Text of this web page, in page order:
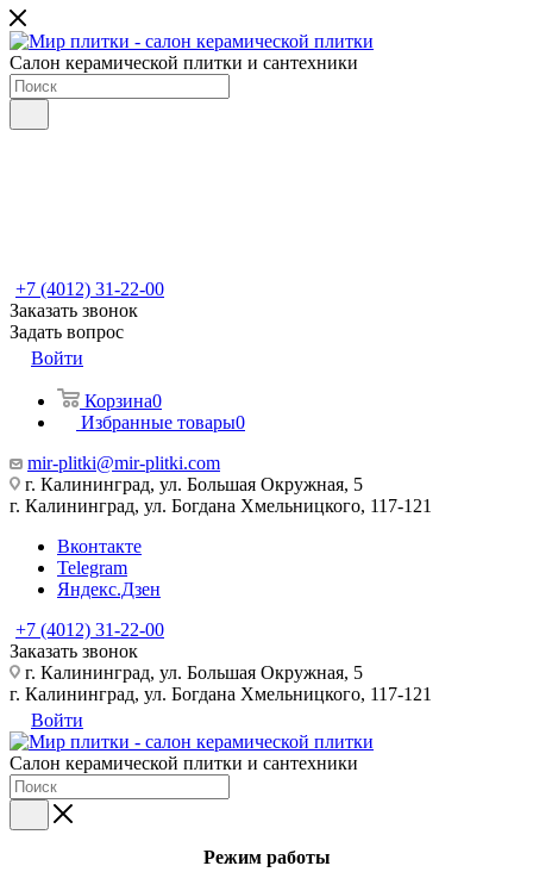
Салон керамической плитки и сантехники
+7 (4012) 31-22-00
Заказать звонок
Задать вопрос
Войти
Корзина0
Избранные товары0
mir-plitki@mir-plitki.com
г. Калининград, ул. Большая Окружная, 5
г. Калининград, ул. Богдана Хмельницкого, 117-121
Вконтакте
Telegram
Яндекс.Дзен
+7 (4012) 31-22-00
Заказать звонок
г. Калининград, ул. Большая Окружная, 5
г. Калининград, ул. Богдана Хмельницкого, 117-121
Войти
Салон керамической плитки и сантехники
Режим работы